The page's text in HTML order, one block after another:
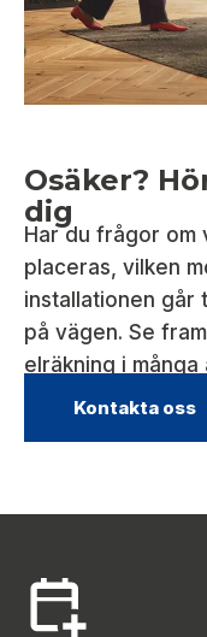
Osäker?
dig
Har du frågor om
placeras, vilken
installationen går
på vägen. Se
elräkning i
Kontakta oss